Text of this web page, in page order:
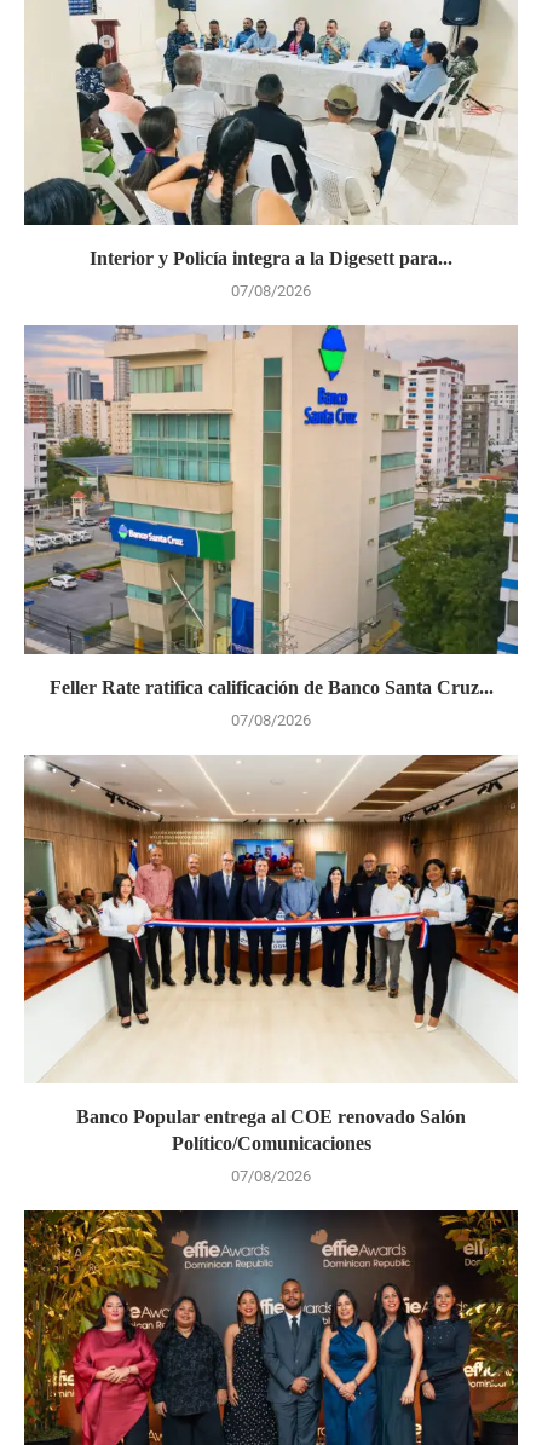
Interior y Policía integra a la Digesett para...
07/08/2026
Feller Rate ratifica calificación de Banco Santa Cruz...
07/08/2026
Banco Popular entrega al COE renovado Salón
Político/Comunicaciones
07/08/2026